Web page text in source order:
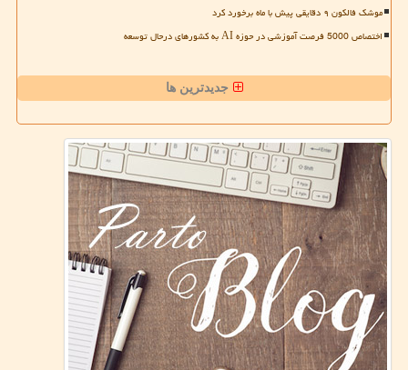
موشک فالکون ۹ دقایقی پیش با ماه برخورد کرد
اختصاص 5000 فرصت آموزشی در حوزه AI به کشورهای درحال توسعه
جدیدترین ها